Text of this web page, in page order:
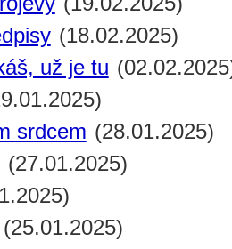
(18.02.2025)
už je tu
srdcem (28.01.2025)
(27.01.2025)
(25.01.2025)